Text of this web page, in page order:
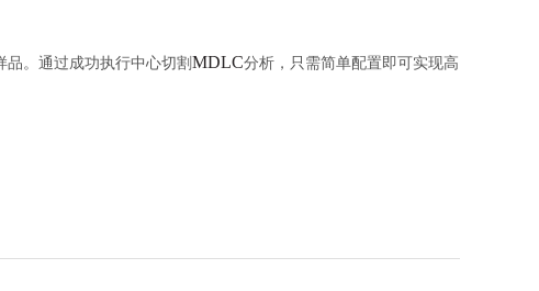
。通过成功执行中心切割 MDLC分析，只需简单配置即可实现高